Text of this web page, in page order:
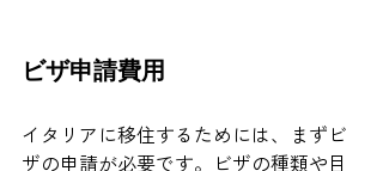
ビザ申請費用
イタリアに移住するためには、まずビ
ザの申請が必要です。ビザの種類や目